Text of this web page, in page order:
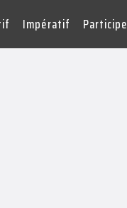
Impératif Participe